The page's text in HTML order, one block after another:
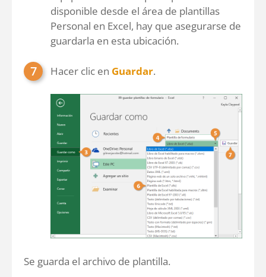
disponible desde el área de plantillas
Personal en Excel, hay que asegurarse de
guardarla en esta ubicación.
Hacer clic en Guardar.
Se guarda el archivo de plantilla.